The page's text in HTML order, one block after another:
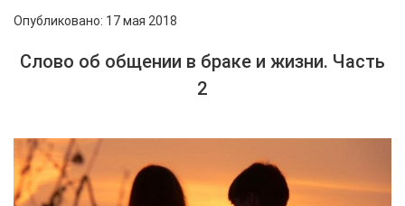
Опубликовано: 17 мая 2018
Слово об общении в браке и жизни. Часть
2